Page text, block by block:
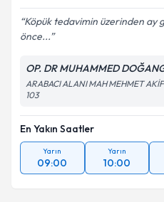
Köpük tedavimin üzerinden ay
önce...
OP. DR MUHAMMED
ARABACI ALANI MAH MEHMET
103
En Yakın Saatler
Yarın
09:00
Yarın
10:00